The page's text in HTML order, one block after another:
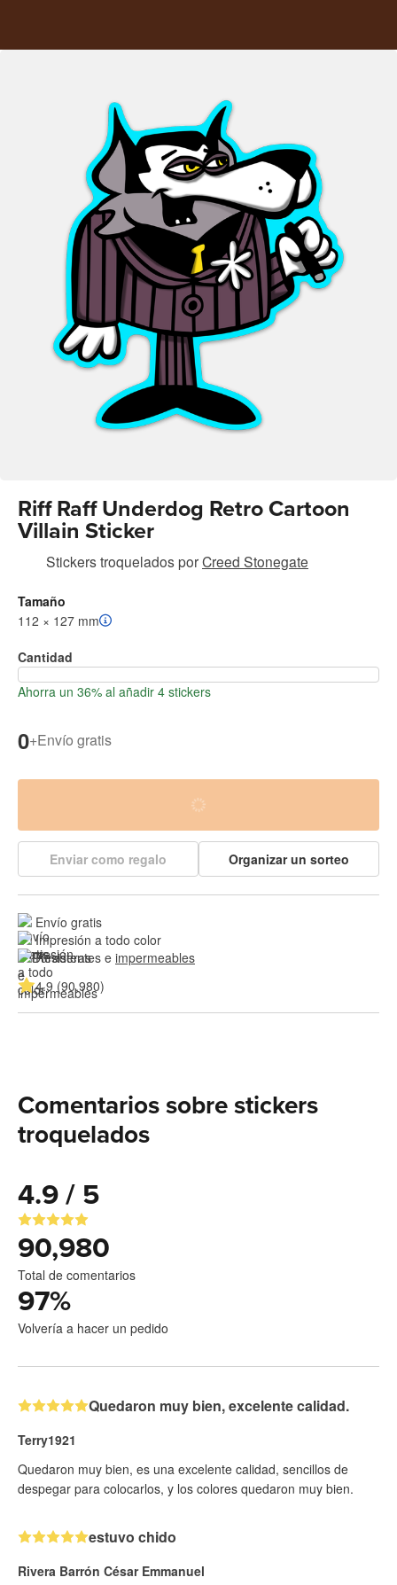
Riff Raff Underdog Retro Cartoon
Villain Sticker
Stickers troqueladosporCreed Stonegate
Tamaño
112 × 127 mm
Cantidad
Ahorra un 36% al añadir 4 stickers
0+Envío gratis
Enviar como regalo Organizar un sorteo
Envío gratis
Impresión a todo color
Resistentes e impermeables
4.9 (90,980)
Comentarios sobre stickers
troquelados
4.9 / 5
90,980
Total de comentarios
97%
Volvería a hacer un pedido
Quedaron muy bien, excelente calidad.
Terry1921
Quedaron muy bien, es una excelente calidad, sencillos de
despegar para colocarlos, y los colores quedaron muy bien.
estuvo chido
Rivera Barrón César Emmanuel